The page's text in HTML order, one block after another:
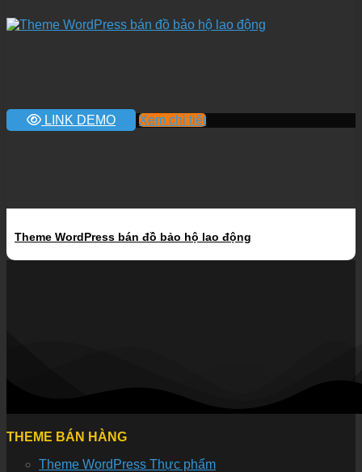
LINK DEMO Xem chi tiết
Theme WordPress bán đồ bảo hộ lao động
THEME BÁN HÀNG
Theme WordPress Thực phẩm